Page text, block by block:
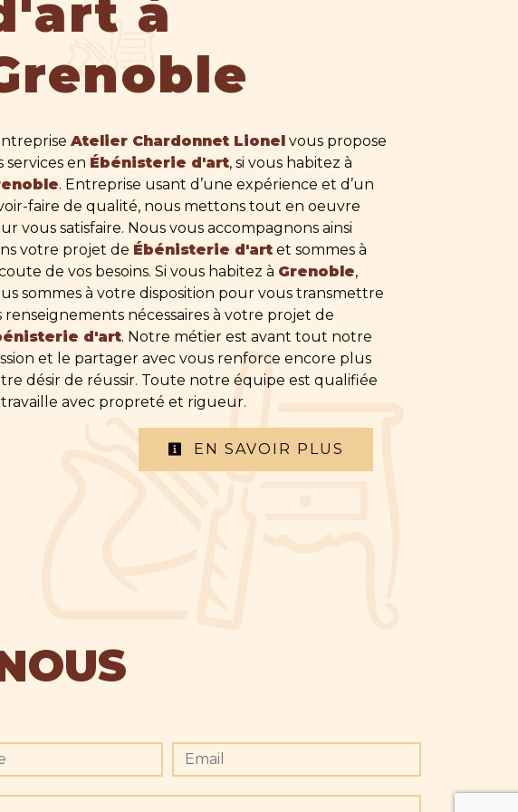
à
Atelier Chardonnet Lionel vous propose
services en Ébénisterie d'art, si vous habitez à
. Entreprise usant d’une expérience et d’un
faire de qualité, nous mettons tout en oeuvre
vous satisfaire. Nous vous accompagnons ainsi
votre projet de Ébénisterie d'art et sommes à
de vos besoins. Si vous habitez à Grenoble,
sommes à votre disposition pour vous transmettre
renseignements nécessaires à votre projet de
d'art. Notre métier est avant tout notre
et le partager avec vous renforce encore plus
désir de réussir. Toute notre équipe est qualifiée
avec propreté et rigueur.
EN SAVOIR PLUS